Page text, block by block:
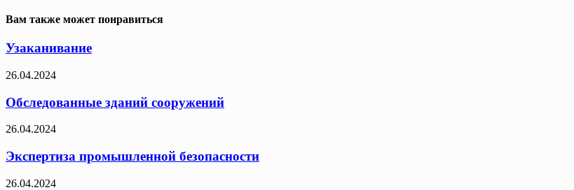
Вам также может понравиться
Узаканивание
26.04.2024
Обследованные зданий сооружений
26.04.2024
Экспертиза промышленной безопасности
26.04.2024